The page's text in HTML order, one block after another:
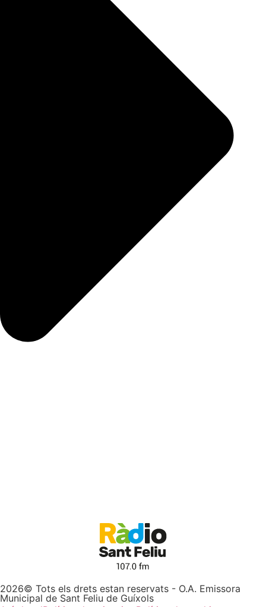
2026© Tots els drets estan reservats - O.A. Emissora
Municipal de Sant Feliu de Guíxols